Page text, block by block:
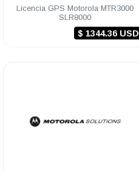
Licencia GPS Motorola MTR3000
SLR8000
$ 1344.36 USD